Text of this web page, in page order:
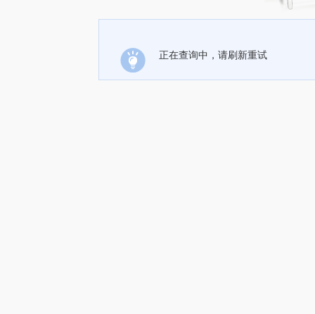
正在查询中，请刷新重试